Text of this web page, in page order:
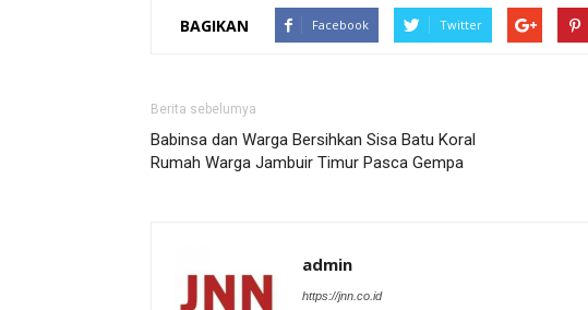
BAGIKAN Facebook Twitter
Berita sebelumya
Babinsa dan Warga Bersihkan Sisa Batu Koral
Rumah Warga Jambuir Timur Pasca Gempa
admin
https://jnn.co.id